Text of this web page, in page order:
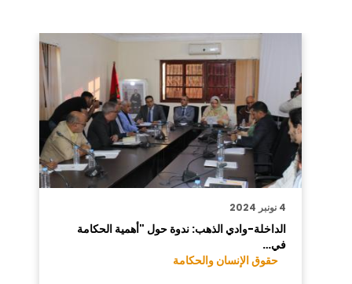
4 نونبر 2024
الداخلة-وادي الذهب: ندوة حول "أهمية الحكامة
في…
حقوق الإنسان والحكامة